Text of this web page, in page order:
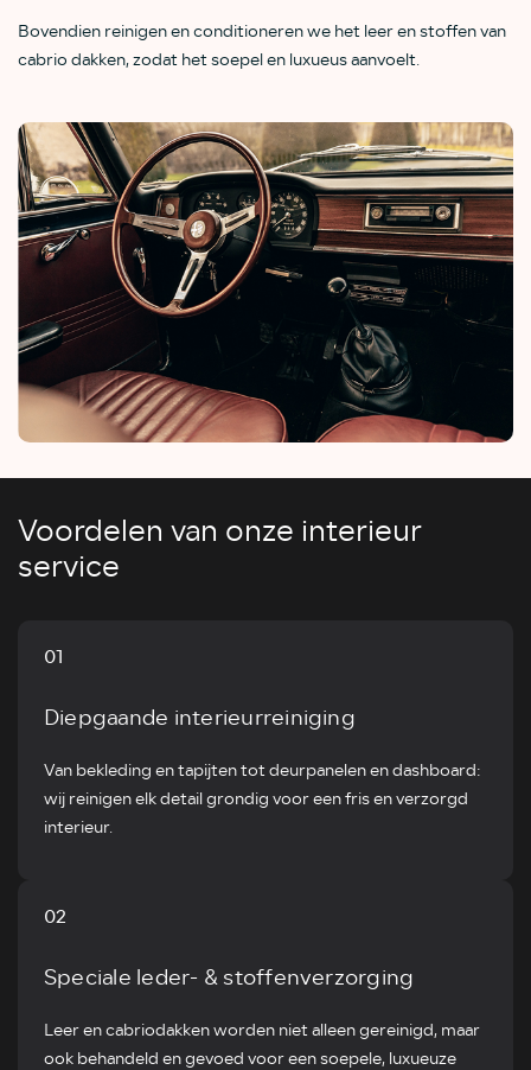
Bovendien reinigen en conditioneren we het leer en stoffen van
cabrio dakken, zodat het soepel en luxueus aanvoelt.
Voordelen van onze interieur
service
01
Diepgaande interieurreiniging
Van bekleding en tapijten tot deurpanelen en dashboard:
wij reinigen elk detail grondig voor een fris en verzorgd
interieur.
02
Speciale leder- & stoffenverzorging
Leer en cabriodakken worden niet alleen gereinigd, maar
ook behandeld en gevoed voor een soepele, luxueuze